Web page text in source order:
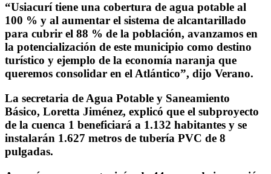
“Usiacurí tiene una cobertura de agua potable al
100 % y al aumentar el sistema de alcantarillado
para cubrir el 88 % de la población, avanzamos en
la potencialización de este municipio como destino
turístico y ejemplo de la economía naranja que
queremos consolidar en el Atlántico”, dijo Verano.
La secretaria de Agua Potable y Saneamiento
Básico, Loretta Jiménez, explicó que el subproyecto
de la cuenca 1 beneficiará a 1.132 habitantes y se
instalarán 1.627 metros de tubería PVC de 8
pulgadas.